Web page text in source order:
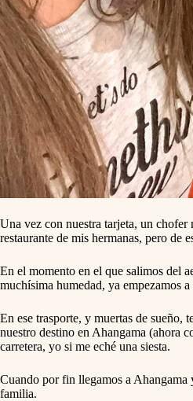
Una vez con nuestra tarjeta, un
restaurante de mis hermanas, pero de
En el momento en el que salimos del
muchísima humedad, ya empezamos
En ese trasporte, y muertas de sueño,
nuestro destino en Ahangama (ahora
carretera, yo si me eché una siesta.
Cuando por fin llegamos a Ahangama
familia.